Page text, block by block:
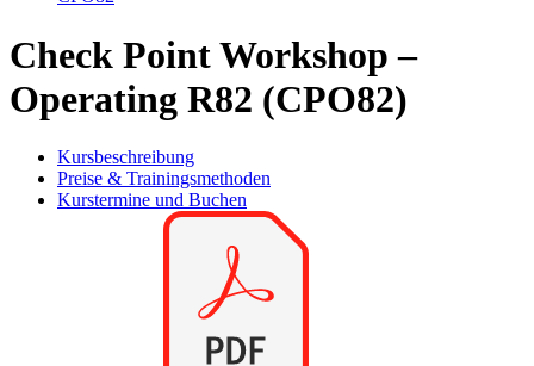
Check Point Workshop –
Operating R82 (CPO82)
Kursbeschreibung
Preise & Trainingsmethoden
Kurstermine und Buchen